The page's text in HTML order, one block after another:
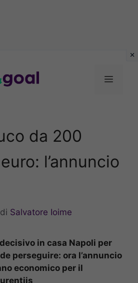
Menu
da 200
l’annuncio
di Salvatore Ioime
in casa Napoli per
perseguire: ora l’annuncio
economico per il